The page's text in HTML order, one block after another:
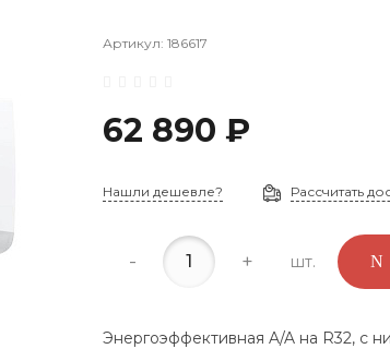
Артикул: 186617
62 890 ₽
Нашли дешевле? Рассчитать
- + шт.
Энергоэффективная A/A на R32, с